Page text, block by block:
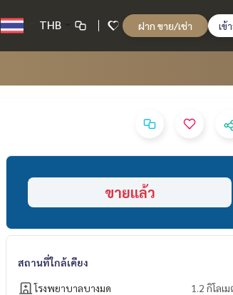
THB ฝาก ขาย/เช่า เข้
ขายแล้ว
สถานที่ใกล้เคียง
โรงพยาบาลบางมด
1.2 กิโลเ